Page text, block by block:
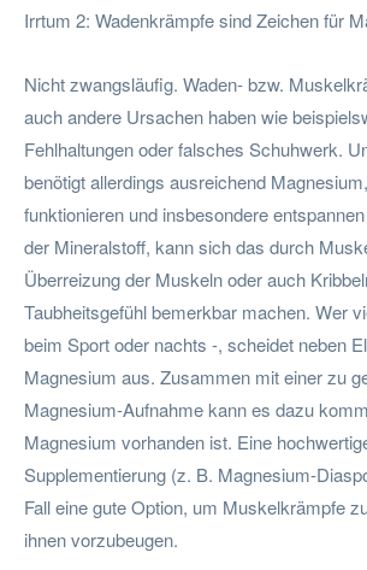
Irrtum 2: Wadenkrämpfe sind Zeichen für
Nicht zwangsläufig. Waden- bzw.
auch andere Ursachen haben wie
Fehlhaltungen oder falsches Schuhwerk.
benötigt allerdings ausreichend
funktionieren und insbesondere
der Mineralstoff, kann sich das durch
Überreizung der Muskeln oder auch
Taubheitsgefühl bemerkbar machen. Wer
beim Sport oder nachts -, scheidet neben
Magnesium aus. Zusammen mit einer zu
Magnesium-Aufnahme kann es dazu
Magnesium vorhanden ist. Eine
Supplementierung (z. B. Magnesium-
Fall eine gute Option, um Muskelkrämpfe
ihnen vorzubeugen.